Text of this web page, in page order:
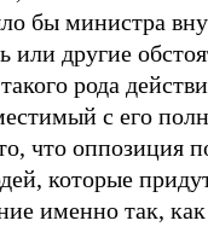
бы министра
другие
рода
с его
что оппозиция
которые
именно так,